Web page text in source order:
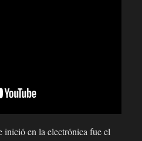
en la electrónica fue el